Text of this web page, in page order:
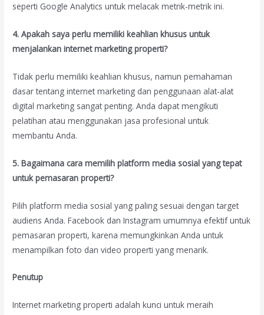
seperti Google Analytics untuk melacak metrik-metrik ini.
4. Apakah saya perlu memiliki keahlian khusus untuk
menjalankan internet marketing properti?
Tidak perlu memiliki keahlian khusus, namun pemahaman
dasar tentang internet marketing dan penggunaan alat-alat
digital marketing sangat penting. Anda dapat mengikuti
pelatihan atau menggunakan jasa profesional untuk
membantu Anda.
5. Bagaimana cara memilih platform media sosial yang tepat
untuk pemasaran properti?
Pilih platform media sosial yang paling sesuai dengan target
audiens Anda. Facebook dan Instagram umumnya efektif untuk
pemasaran properti, karena memungkinkan Anda untuk
menampilkan foto dan video properti yang menarik.
Penutup
Internet marketing properti adalah kunci untuk meraih